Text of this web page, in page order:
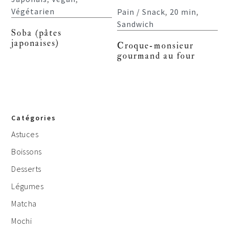
Végétarien
Soba (pâtes
japonaises)
Pain / Snack, 20 min,
Sandwich
Croque-monsieur
gourmand au four
Catégories
Astuces
Boissons
Desserts
Légumes
Matcha
Mochi